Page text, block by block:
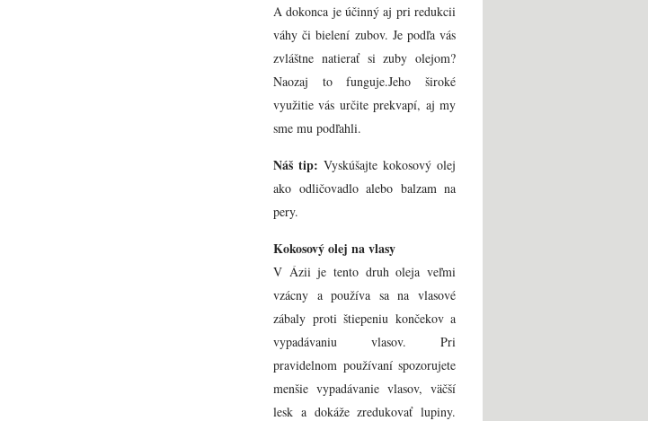
A dokonca je účinný aj pri redukcii
váhy či bielení zubov. Je podľa vás
zvláštne natierať si zuby olejom?
Naozaj to funguje.Jeho široké
využitie vás určite prekvapí, aj my
sme mu podľahli.
Náš tip: Vyskúšajte kokosový olej
ako odličovadlo alebo balzam na
pery.
Kokosový olej na vlasy
V Ázii je tento druh oleja veľmi
vzácny a používa sa na vlasové
zábaly proti štiepeniu končekov a
vypadávaniu vlasov. Pri
pravidelnom používaní spozorujete
menšie vypadávanie vlasov, väčší
lesk a dokáže zredukovať lupiny.